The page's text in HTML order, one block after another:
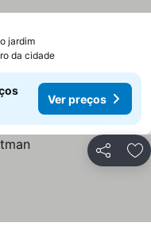
jardim
da cidade
Ver preços
Partilhar